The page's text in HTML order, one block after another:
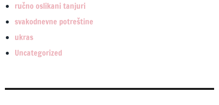
ručno oslikani tanjuri
svakodnevne potreštine
ukras
Uncategorized